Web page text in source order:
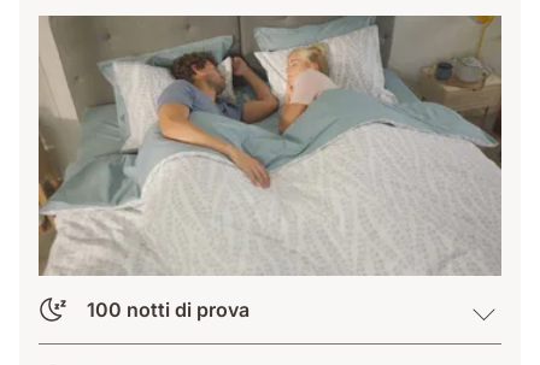
100 notti di prova